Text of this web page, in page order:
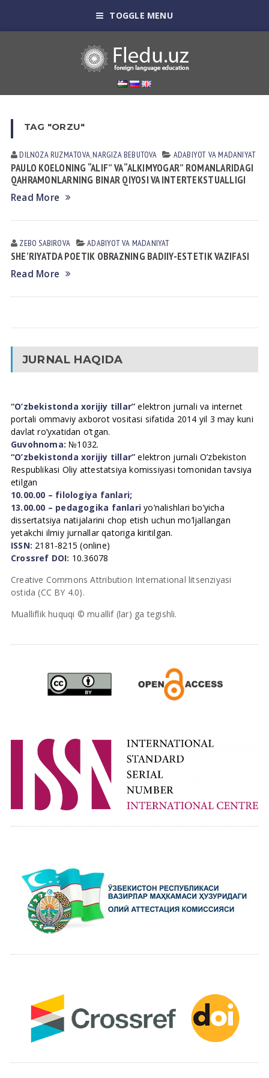
TOGGLE MENU
TAG "ORZU"
DILNOZA RUZMАTOVА,NARGIZA BEBUTOVA АDАBIYOT VА MАDАNIYAT
PAULO KOELONING “ALIF” VA “ALKIMYOGAR” ROMANLARIDAGI
QAHRAMONLARNING BINAR QIYOSI VA INTERTEKSTUALLIGI
Read More
ZEBO SАBIROVА АDАBIYOT VА MАDАNIYAT
SHE’RIYATDA POETIK OBRAZNING BADIIY-ESTETIK VAZIFASI
Read More
JURNAL HAQIDA
“O’zbekistonda xorijiy tillar” elektron jurnali va internet
portali ommaviy axborot vositasi sifatida 2014 yil 3 may kuni
davlat ro’yxatidan o’tgan.
Guvohnoma: №1032.
“O’zbekistonda xorijiy tillar” elektron jurnali O’zbekiston
Respublikasi Oliy attestatsiya komissiyasi tomonidan tavsiya
etilgan
10.00.00 – filologiya fanlari;
13.00.00 – pedagogika fanlari yo’nalishlari bo’yicha
dissertatsiya natijalarini chop etish uchun mo’ljallangan
yetakchi ilmiy jurnallar qatoriga kiritilgan.
ISSN: 2181-8215 (online)
Crossref DOI: 10.36078
Creative Commons Attribution International litsenziyasi
ostida (CC BY 4.0).
Mualliflik huquqi © muallif (lar) ga tegishli.